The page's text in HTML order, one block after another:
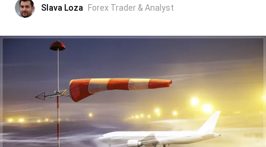
Slava Loza Forex Trader & Analyst